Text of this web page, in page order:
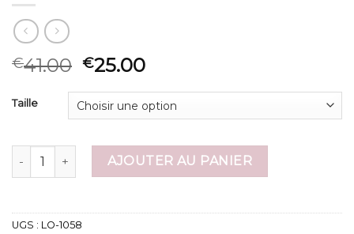
€41.00 €25.00
Taille
quantité de sweat zippé homme
AJOUTER AU PANIER
UGS : LO-1058